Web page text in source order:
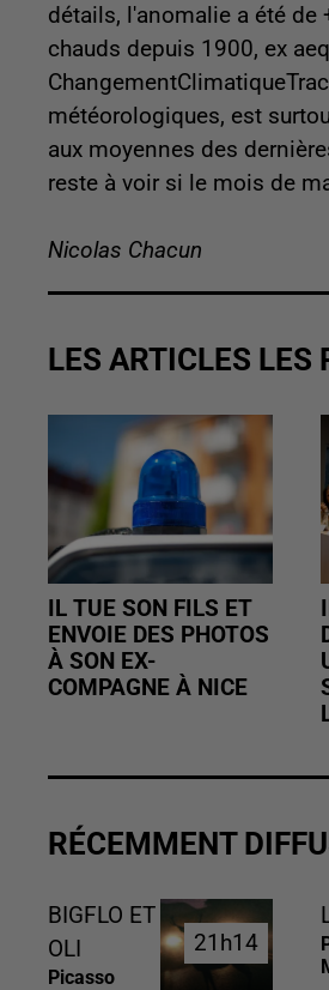
détails, l'anomalie a été de
chauds depuis 1900, ex
météorologiques, est
aux moyennes des
reste à voir si le mois de
Nicolas Chacun
LES ARTICLES LES
IL TUE SON FILS ET
ENVOIE DES PHOTOS
À SON EX-
COMPAGNE À NICE
RÉCEMMENT
BIGFLO ET
OLI
Picasso
21h14
21h14